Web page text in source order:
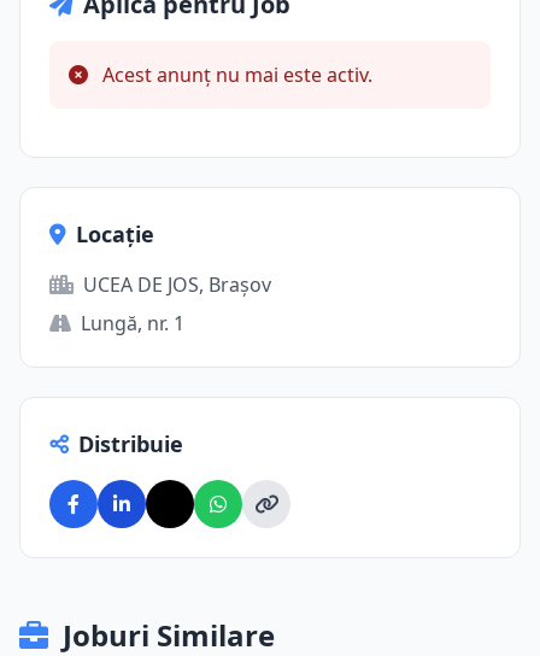
Acest anunț nu mai este activ.
Locație
UCEA DE JOS, Brașov
Lungă, nr. 1
Distribuie
Joburi Similare